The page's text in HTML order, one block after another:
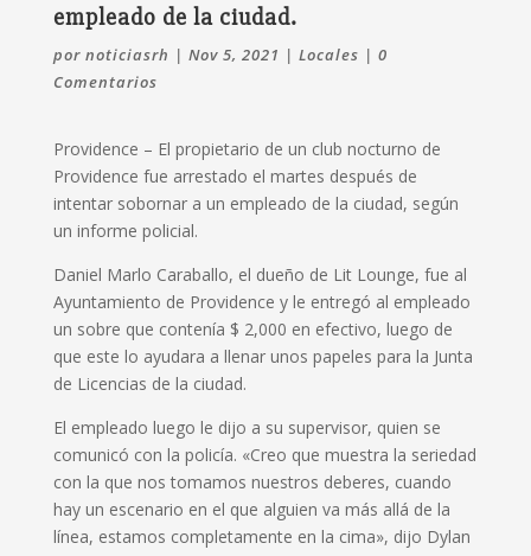
empleado de la ciudad.
por noticiasrh | Nov 5, 2021 | Locales | 0
Comentarios
Providence – El propietario de un club nocturno de
Providence fue arrestado el martes después de
intentar sobornar a un empleado de la ciudad, según
un informe policial.
Daniel Marlo Caraballo, el dueño de Lit Lounge, fue al
Ayuntamiento de Providence y le entregó al empleado
un sobre que contenía $ 2,000 en efectivo, luego de
que este lo ayudara a llenar unos papeles para la Junta
de Licencias de la ciudad.
El empleado luego le dijo a su supervisor, quien se
comunicó con la policía. «Creo que muestra la seriedad
con la que nos tomamos nuestros deberes, cuando
hay un escenario en el que alguien va más allá de la
línea, estamos completamente en la cima», dijo Dylan